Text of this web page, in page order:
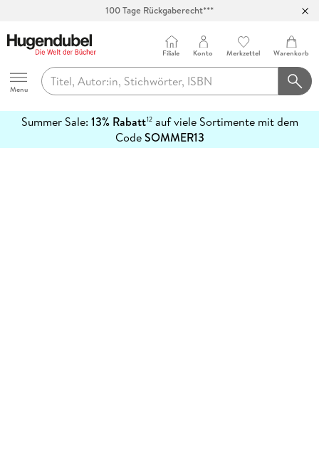
100 Tage Rückgaberecht***
Hugendubel
Menu
Filiale Konto Merkzettel Warenkorb
Summer Sale: 13% Rabatt12auf viele Sortimente mit dem
CodeSOMMER13
erfahren